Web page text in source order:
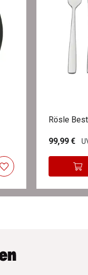
Rösle
99,99 €